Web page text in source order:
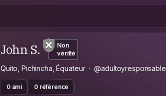
John S.
Non
vérifié
Quito, Pichincha, Équateur @adultoyresponsable
0 ami 0 référence